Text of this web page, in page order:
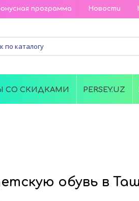
программа Новости
СО СКИДКАМИ PERSEY.UZ
обувь в